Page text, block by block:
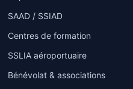
SAAD / SSIAD
Centres de formation
SSLIA aéroportuaire
Bénévolat & associations